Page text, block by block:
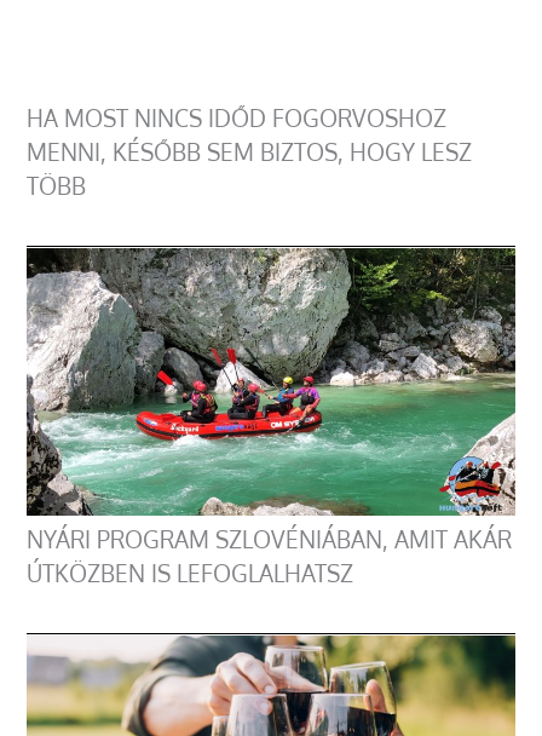
HA MOST NINCS IDŐD FOGORVOSHOZ
MENNI, KÉSŐBB SEM BIZTOS, HOGY LESZ
TÖBB
NYÁRI PROGRAM SZLOVÉNIÁBAN, AMIT AKÁR
ÚTKÖZBEN IS LEFOGLALHATSZ